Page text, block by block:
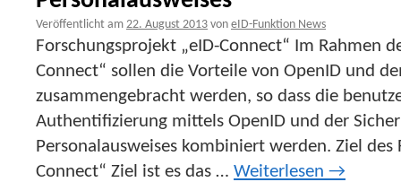
Veröffentlicht am 22. August 2013 von eID-Funktion News
Forschungsprojekt „eID-Connect“ Im Rahmen
Connect“ sollen die Vorteile von OpenID und
zusammengebracht werden, so dass die
Authentifizierung mittels OpenID und der
Personalausweises kombiniert werden. Ziel des
Connect“ Ziel ist es das … Weiterlesen →